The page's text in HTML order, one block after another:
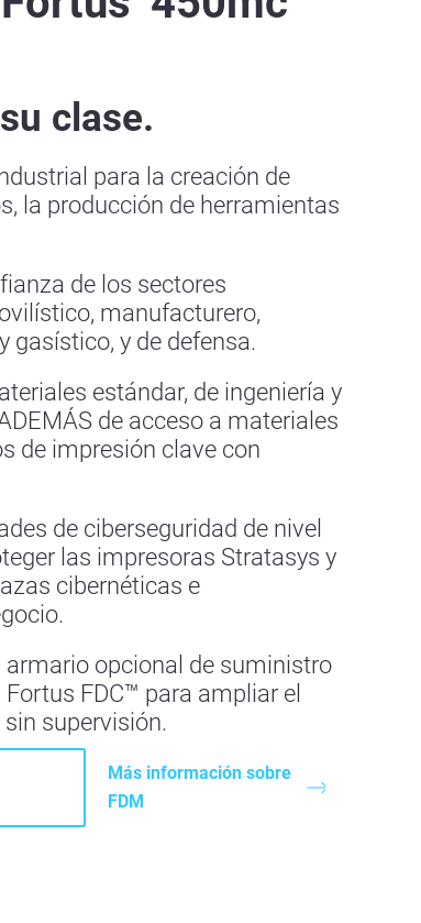
clase.
para la creación de
la producción de herramientas
de los sectores
manufacturero,
gasístico, y de defensa.
estándar, de ingeniería y
de acceso a materiales
de impresión clave con
de ciberseguridad de nivel
las impresoras Stratasys y
cibernéticas e
armario opcional de suministro
FDC™ para ampliar el
supervisión.
Más información sobre
FDM